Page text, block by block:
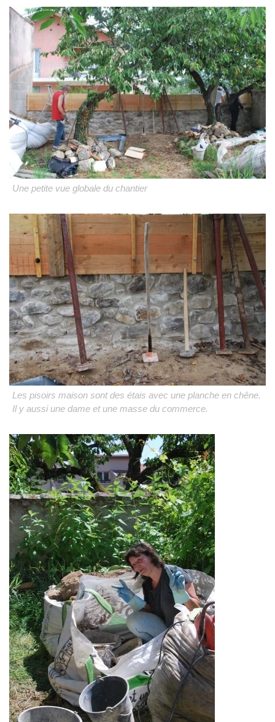
Une petite vue globale du chantier
Les pisoirs maison sont des étais avec une planche en chêne.
Il y aussi une dame et une masse du commerce.